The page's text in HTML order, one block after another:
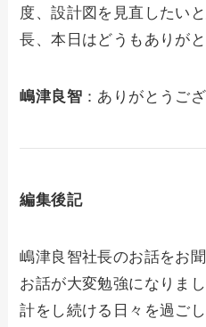
度、設計図を見直したい
長、本日はどうもありが
嶋津良智 ：ありがとうご
編集後記
嶋津良智社長のお話をお
お話が大変勉強になりま
計をし続ける日々を過ご